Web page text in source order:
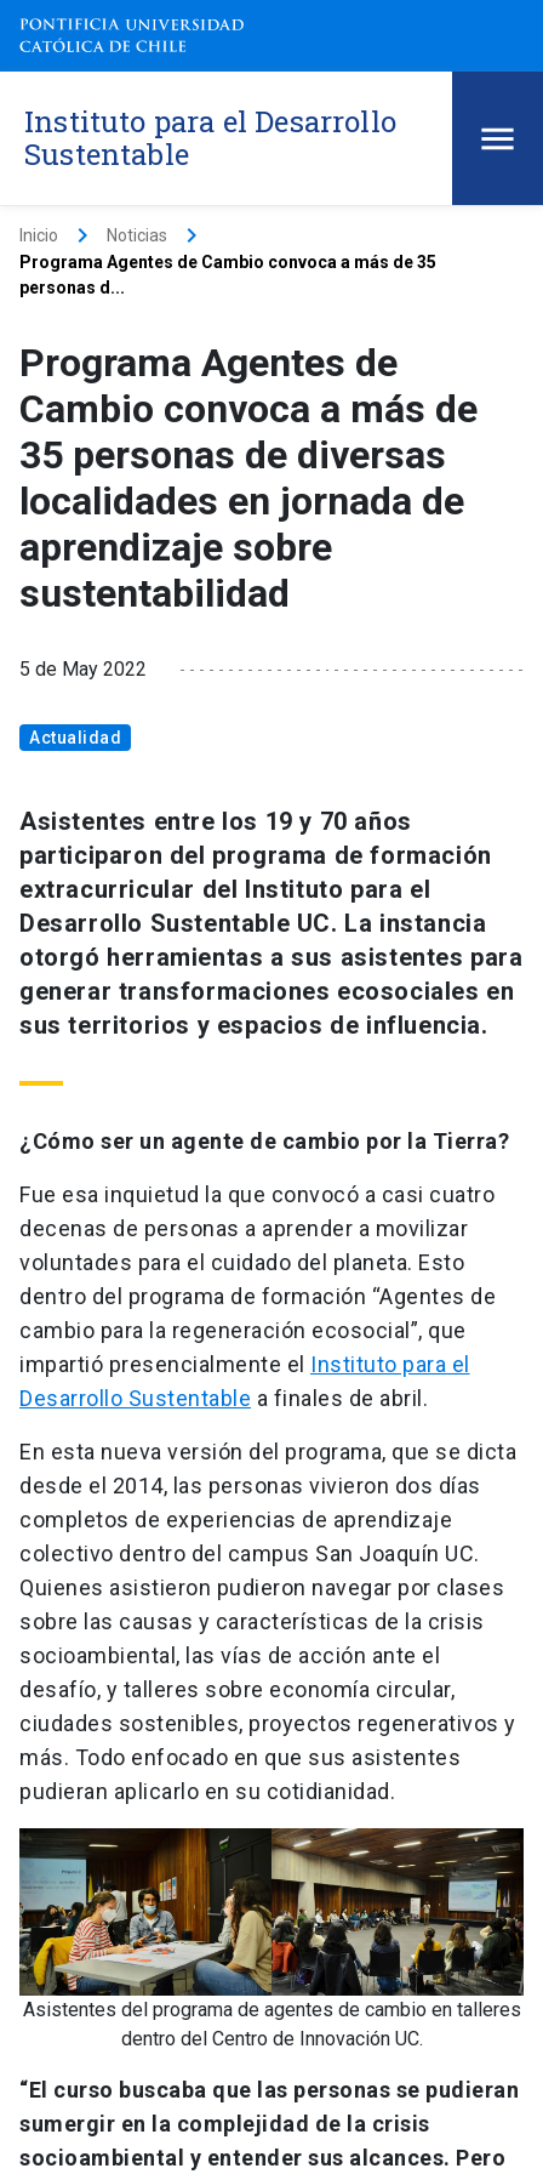
Instituto para el Desarrollo
Sustentable
Inicio keyboard_arrow_right Noticias keyboard_arrow_right
Programa Agentes de Cambio convoca a más de 35
personas d...
Programa Agentes de
Cambio convoca a más de
35 personas de diversas
localidades en jornada de
aprendizaje sobre
sustentabilidad
5 de May 2022
Actualidad
Asistentes entre los 19 y 70 años
participaron del programa de formación
extracurricular del Instituto para el
Desarrollo Sustentable UC. La instancia
otorgó herramientas a sus asistentes para
generar transformaciones ecosociales en
sus territorios y espacios de influencia.
¿Cómo ser un agente de cambio por la Tierra?
Fue esa inquietud la que convocó a casi cuatro
decenas de personas a aprender a movilizar
voluntades para el cuidado del planeta. Esto
dentro del programa de formación “Agentes de
cambio para la regeneración ecosocial”, que
impartió presencialmente el Instituto para el
Desarrollo Sustentable a finales de abril.
En esta nueva versión del programa, que se dicta
desde el 2014, las personas vivieron dos días
completos de experiencias de aprendizaje
colectivo dentro del campus San Joaquín UC.
Quienes asistieron pudieron navegar por clases
sobre las causas y características de la crisis
socioambiental, las vías de acción ante el
desafío, y talleres sobre economía circular,
ciudades sostenibles, proyectos regenerativos y
más. Todo enfocado en que sus asistentes
pudieran aplicarlo en su cotidianidad.
Asistentes del programa de agentes de cambio en talleres
dentro del Centro de Innovación UC.
“El curso buscaba que las personas se pudieran
sumergir en la complejidad de la crisis
socioambiental y entender sus alcances. Pero